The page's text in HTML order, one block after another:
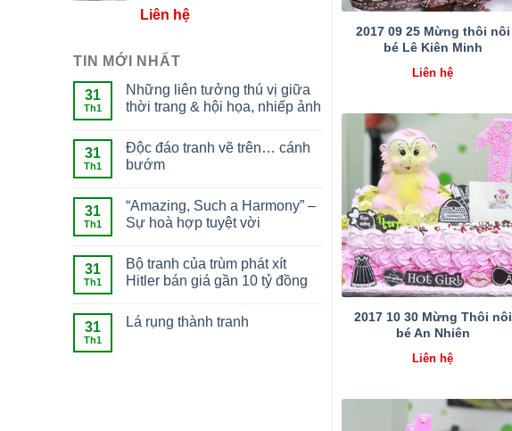
Liên hệ
TIN MỚI NHẤT
31
Th1
Những liên tưởng thú vị giữa
thời trang & hội họa, nhiếp ảnh
31
Th1
Độc đáo tranh vẽ trên… cánh
bướm
31
Th1
“Amazing, Such a Harmony” –
Sự hoà hợp tuyệt vời
31
Th1
Bộ tranh của trùm phát xít
Hitler bán giá gần 10 tỷ đồng
31
Th1
Lá rụng thành tranh
2017 09 25 Mừng thôi nôi
bé Lê Kiên Minh
Liên hệ
2017 10 30 Mừng Thôi nôi
bé An Nhiên
Liên hệ